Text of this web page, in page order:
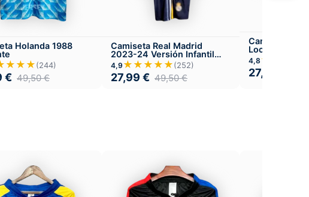
Holanda 1988
(244)
€ 49,50€
Camiseta Real Madrid
2023-24 Versión Infantil
Visitante
4,9 ★★★★★(252)
27,99 € 49,50€
Camiseta
Local
4,8
27,99